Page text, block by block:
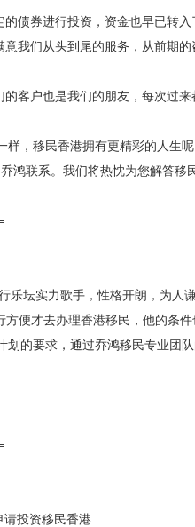
债券进行投资，资金也早已转
我们从头到尾的服务，从前期
客户也是我们的朋友，每次过来
样，移民香港拥有更精彩的人生
鸿联系。我们将热忱为您解答移
乐坛实力歌手，性格开朗，为人
方便才去办理香港移民，他的条
划的要求，通过乔鸿移民专业团
投资移民香港